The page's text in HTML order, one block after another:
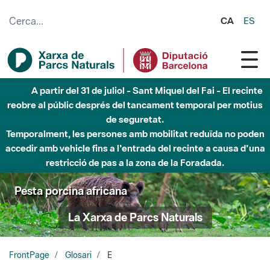
CA ES
A partir del 31 de juliol - Sant Miquel del Fai - El recinte
reobre al públic després del tancament temporal per motius
de seguretat.
Temporalment, les persones amb mobilitat reduïda no poden
accedir amb vehicle fins a l'entrada del recinte a causa d'una
restricció de pas a la zona de la Foradada.
Pesta porcina africana
La Xarxa de Parcs Naturals
FrontPage Glosari E